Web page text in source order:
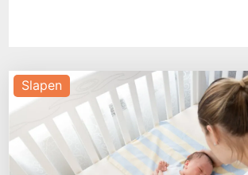
Slapen